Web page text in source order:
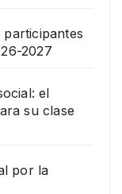
participantes
2027
el
su clase
por la